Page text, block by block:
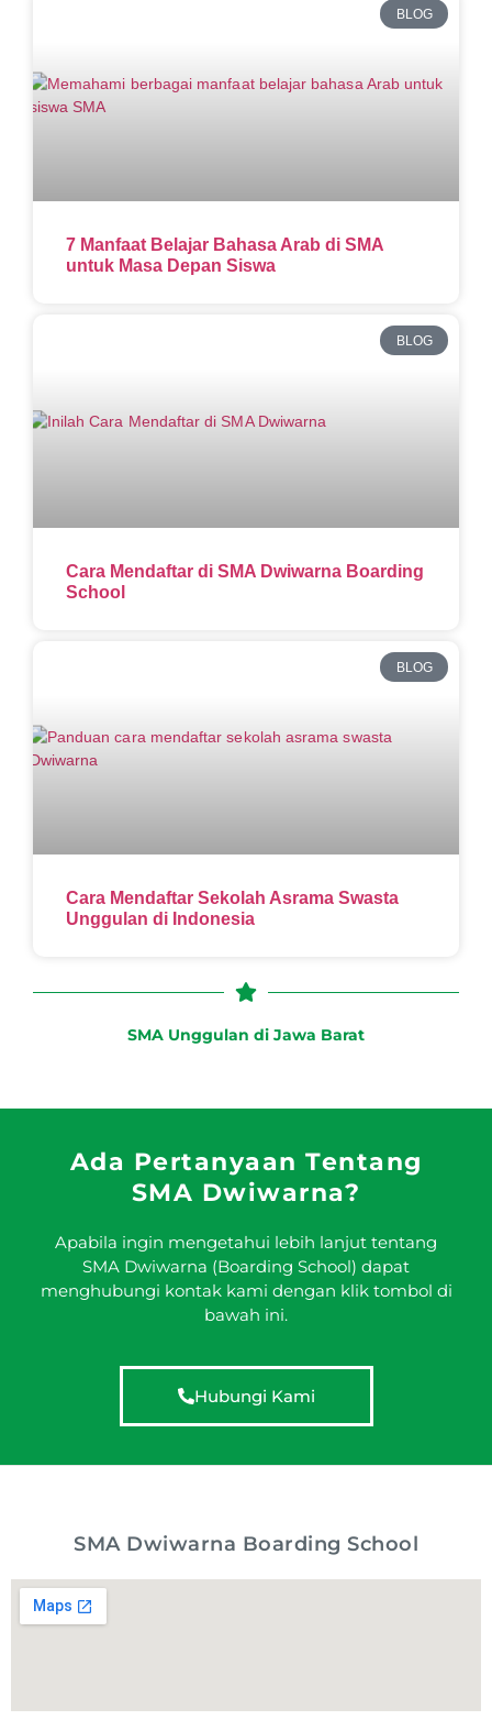
BLOG
7 Manfaat Belajar Bahasa Arab di SMA
untuk Masa Depan Siswa
BLOG
Cara Mendaftar di SMA Dwiwarna Boarding
School
BLOG
Cara Mendaftar Sekolah Asrama Swasta
Unggulan di Indonesia
SMA Unggulan di Jawa Barat
Ada Pertanyaan Tentang
SMA Dwiwarna?
Apabila ingin mengetahui lebih lanjut tentang
SMA Dwiwarna (Boarding School) dapat
menghubungi kontak kami dengan klik tombol di
bawah ini.
Hubungi Kami
SMA Dwiwarna Boarding School